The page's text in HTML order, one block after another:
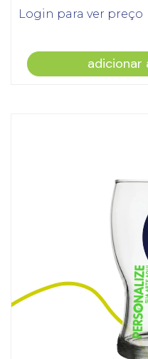
Login para ver preço
adicionar